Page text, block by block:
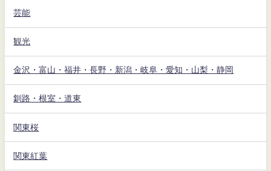
芸能
観光
金沢・富山・福井・長野・新潟・岐阜・愛知・山梨・静岡
釧路・根室・道東
関東桜
関東紅葉